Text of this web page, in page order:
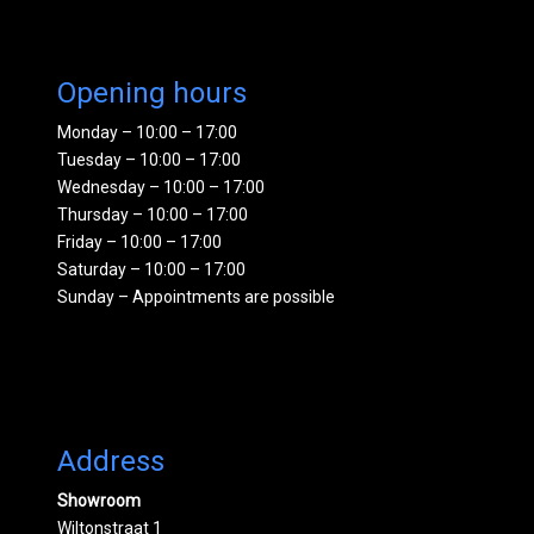
Opening hours
Monday – 10:00 – 17:00
Tuesday – 10:00 – 17:00
Wednesday – 10:00 – 17:00
Thursday – 10:00 – 17:00
Friday – 10:00 – 17:00
Saturday – 10:00 – 17:00
Sunday – Appointments are possible
Address
Showroom
Wiltonstraat 1